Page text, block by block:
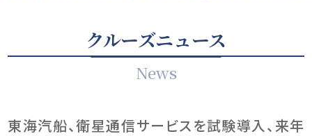
クルーズニュース
News
東海汽船、衛星通信サービスを試験導入、来年